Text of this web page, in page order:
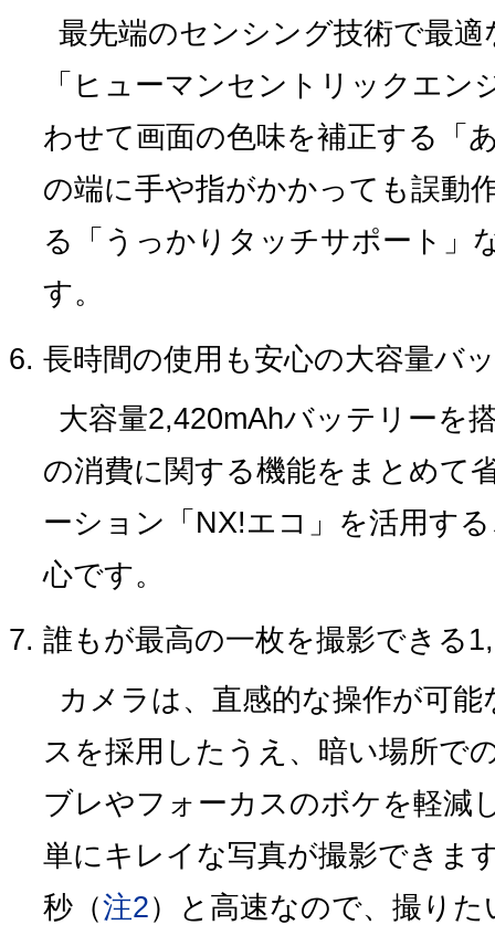
最先端のセンシング技術で最
「ヒューマンセントリックエン
わせて画面の色味を補正する「
の端に手や指がかかっても誤動
る「うっかりタッチサポート」
す。
長時間の使用も安心の大容量バ
大容量2,420mAhバッテリーを
の消費に関する機能をまとめて
ーション「NX!エコ」を活用す
心です。
誰もが最高の一枚を撮影できる
カメラは、直感的な操作が可
スを採用したうえ、暗い場所で
ブレやフォーカスのボケを軽減
単にキレイな写真が撮影できま
秒（注2）と高速なので、撮り